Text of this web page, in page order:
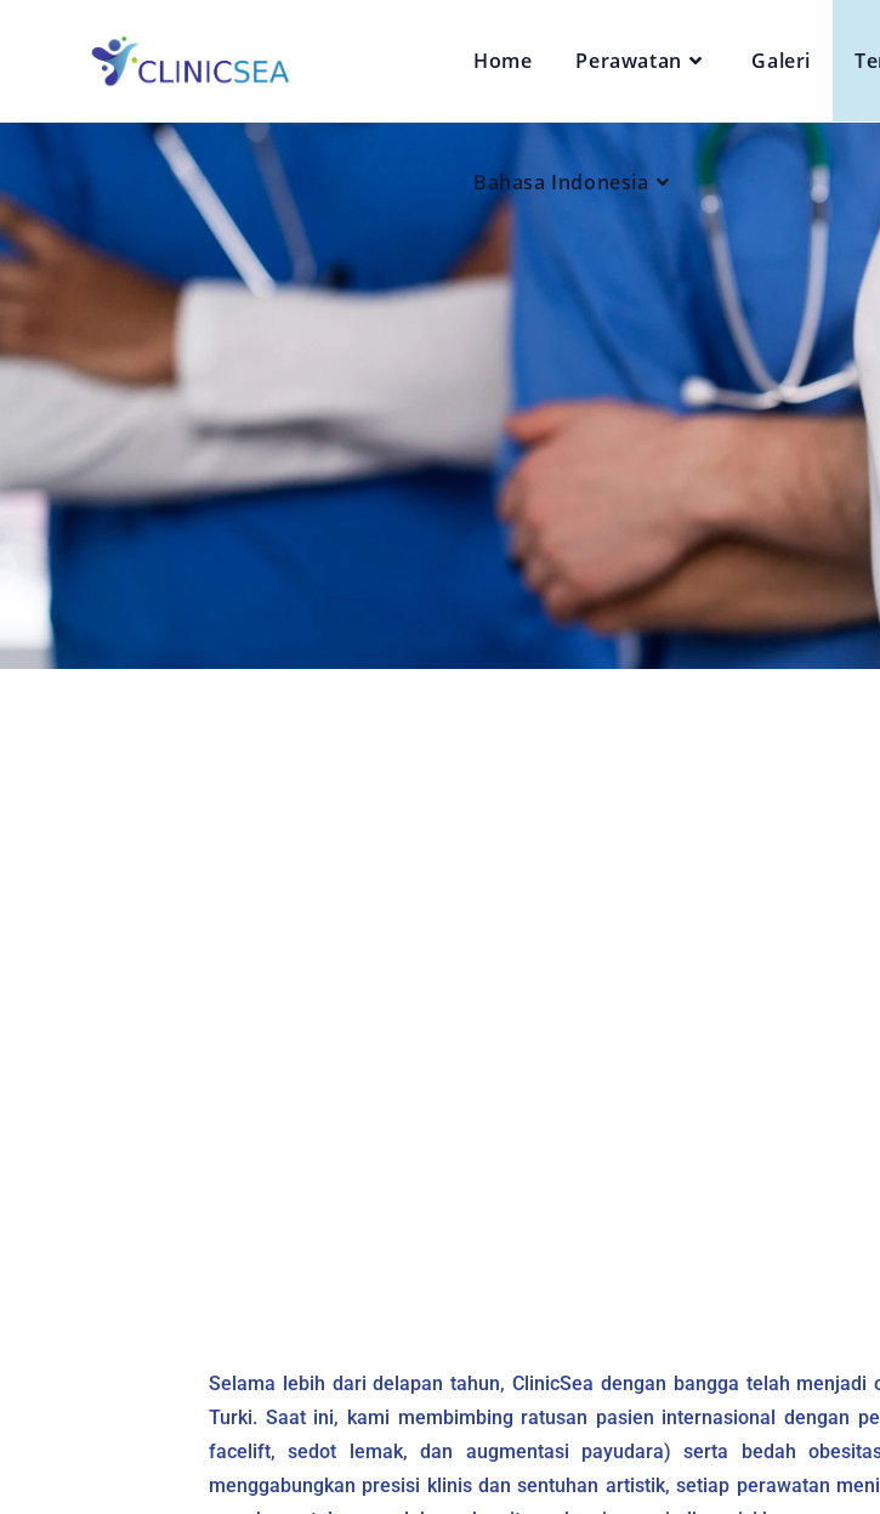
Home Perawatan Galeri
Bahasa Indonesia
Selama lebih dari delapan tahun, ClinicSea dengan bangga telah
Turki. Saat ini, kami membimbing ratusan pasien internasional dengan
facelift, sedot lemak, dan augmentasi payudara) serta bedah
menggabungkan presisi klinis dan sentuhan artistik, setiap perawatan